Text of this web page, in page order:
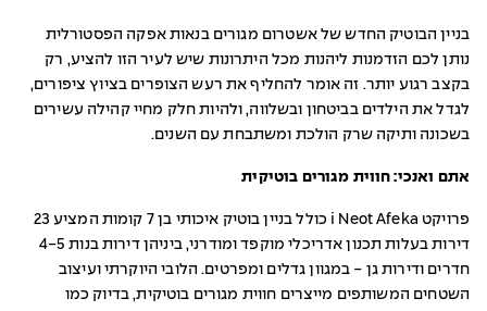
בניין הבוטיק החדש של אשטרום מגורים בנאות אפקה הפסטורלית
נותן לכם הזדמנות ליהנות מכל היתרונות שיש לעיר הזו להציע, רק
בקצב רגוע יותר. זה אומר להחליף את רעש הצופרים בציוץ ציפורים,
לגדל את הילדים בביטחון ובשלווה, ולהיות חלק מחיי קהילה עשירים
בשכונה ותיקה שרק הולכת ומשתבחת עם השנים.
אתם ואנכי: חווית מגורים בוטיקית
פרויקט i Neot Afeka כולל בניין בוטיק איכותי בן 7 קומות המציע 23
דירות בעלות תכנון אדריכלי מוקפד ומודרני, ביניהן דירות בנות 4-5
חדרים ודירות גן - במגוון גדלים ומפרטים. הלובי היוקרתי ועיצוב
השטחים המשותפים מייצרים חווית מגורים בוטיקית, בדיוק כמו